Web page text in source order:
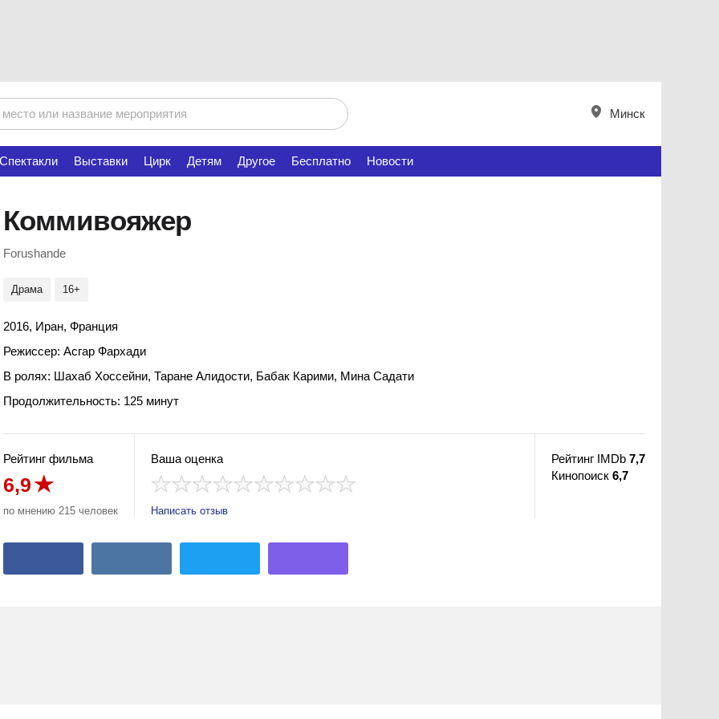
Минск
Спектакли Выставки Цирк Детям Другое Бесплатно Новости
Коммивояжер
Forushande
Драма 16+
2016, Иран, Франция
Режиссер: Асгар Фархади
В ролях: Шахаб Хоссейни, Таране Алидости, Бабак Карими, Мина Садати
Продолжительность: 125 минут
Рейтинг фильма
6,9
по мнению 215 человек
Ваша оценка
Написать отзыв
Рейтинг IMDb 7,7
Кинопоиск 6,7